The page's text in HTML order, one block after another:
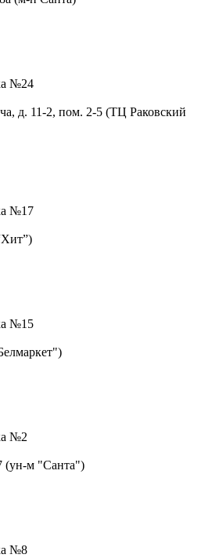
№24
д. 11-2, пом. 2-5 (ТЦ Раковский
№17
№15
№2
(ун-м "Санта")
№8